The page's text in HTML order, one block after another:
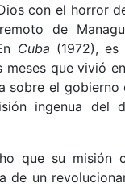
con el horror
de
Cuba (1972),
que vivió
sobre el gobierno
ingenua del
que su misión
de un